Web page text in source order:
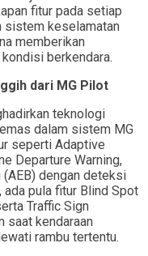
fitur pada setiap
sistem keselamatan
memberikan
berkendara.
dari MG Pilot
teknologi
dalam sistem MG
seperti Adaptive
Departure Warning,
dengan deteksi
ada pula fitur Blind Spot
Traffic Sign
saat kendaraan
rambu tertentu.